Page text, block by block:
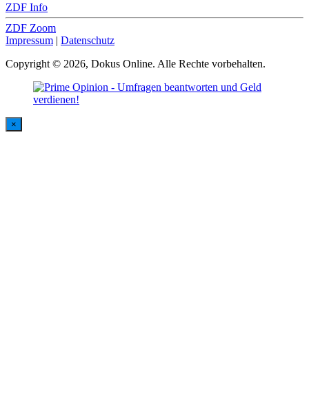
ZDF Info
ZDF Zoom
Impressum | Datenschutz
Copyright © 2026, Dokus Online. Alle Rechte vorbehalten.
×